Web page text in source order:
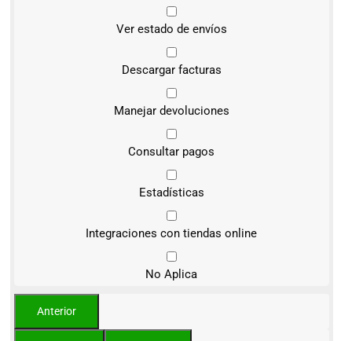
Ver estado de envíos
Descargar facturas
Manejar devoluciones
Consultar pagos
Estadísticas
Integraciones con tiendas online
No Aplica